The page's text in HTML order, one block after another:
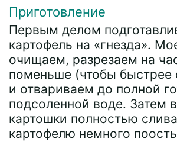
Приготовление
Первым делом
картофель на «гнезда».
очищаем, разрезаем на
поменьше (чтобы быстрее
и отвариваем до полной
подсоленной воде. Затем
картошки полностью
картофелю немного